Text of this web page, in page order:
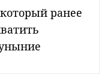
ранее